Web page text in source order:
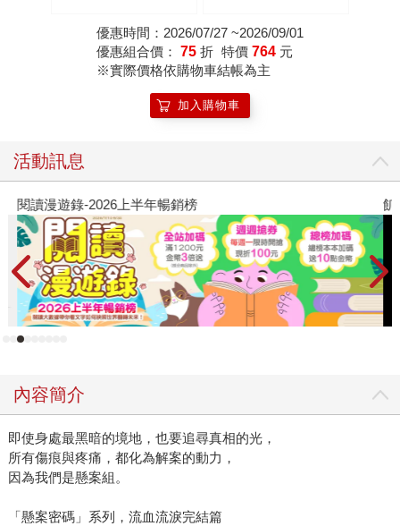
優惠時間：2026/07/27 ~2026/09/01
優惠組合價： 75 折 特價 764 元
※實際價格依購物車結帳為主
加入購物車
活動訊息
閱讀漫遊錄-2026上半年暢銷榜 飢
內容簡介
即使身處最黑暗的境地，也要追尋真相的光，
所有傷痕與疼痛，都化為解案的動力，
因為我們是懸案組。
「懸案密碼」系列，流血流淚完結篇